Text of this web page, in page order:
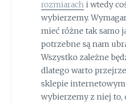
rozmiarach i wtedy
wybierzemy.
mieć różne tak samo
potrzebne są nam
Wszystko zależne
dlatego warto
sklepie
wybierzemy z niej to,